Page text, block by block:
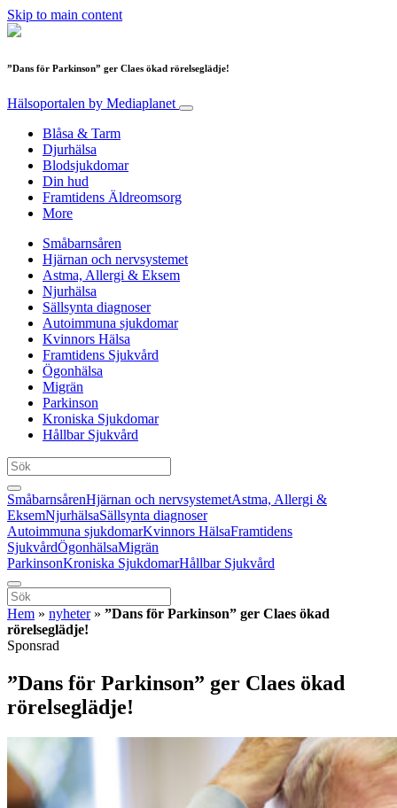
Skip to main content
”Dans för Parkinson” ger Claes ökad rörelseglädje!
Hälsoportalen by Mediaplanet
Blåsa & Tarm
Djurhälsa
Blodsjukdomar
Din hud
Framtidens Äldreomsorg
More
Småbarnsåren
Hjärnan och nervsystemet
Astma, Allergi & Eksem
Njurhälsa
Sällsynta diagnoser
Autoimmuna sjukdomar
Kvinnors Hälsa
Framtidens Sjukvård
Ögonhälsa
Migrän
Parkinson
Kroniska Sjukdomar
Hållbar Sjukvård
SmåbarnsårenHjärnan och nervsystemetAstma, Allergi &
EksemNjurhälsaSällsynta diagnoser
Autoimmuna sjukdomarKvinnors HälsaFramtidens
SjukvårdÖgonhälsaMigrän
ParkinsonKroniska SjukdomarHållbar Sjukvård
Hem » nyheter» ”Dans för Parkinson” ger Claes ökad
rörelseglädje!
Sponsrad
”Dans för Parkinson” ger Claes ökad
rörelseglädje!